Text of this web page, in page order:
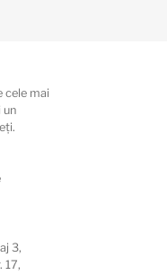
cele mai
un
3,
17,